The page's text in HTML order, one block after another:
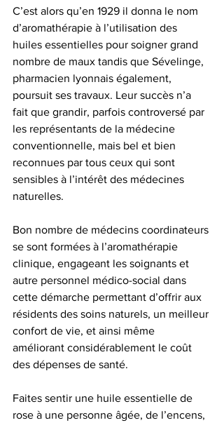
C’est alors qu’en 1929 il donna le nom
d’aromathérapie à l’utilisation des
huiles essentielles pour soigner grand
nombre de maux tandis que Sévelinge,
pharmacien lyonnais également,
poursuit ses travaux. Leur succès n’a
fait que grandir, parfois controversé par
les représentants de la médecine
conventionnelle, mais bel et bien
reconnues par tous ceux qui sont
sensibles à l’intérêt des médecines
naturelles.
Bon nombre de médecins coordinateurs
se sont formées à l’aromathérapie
clinique, engageant les soignants et
autre personnel médico-social dans
cette démarche permettant d’offrir aux
résidents des soins naturels, un meilleur
confort de vie, et ainsi même
améliorant considérablement le coût
des dépenses de santé.
Faites sentir une huile essentielle de
rose à une personne âgée, de l’encens,